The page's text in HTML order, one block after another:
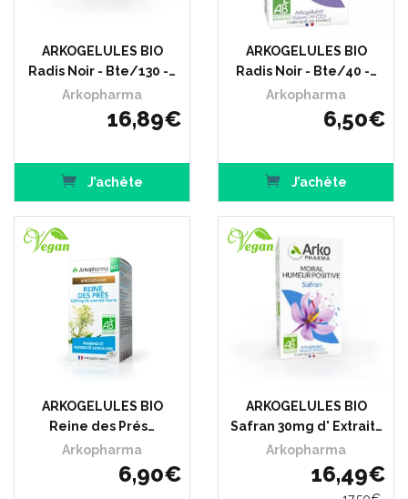
ARKOGELULES BIO
Radis Noir - Bte/130 -…
Arkopharma
16,89€
J’achète
ARKOGELULES BIO
Radis Noir - Bte/40 -…
Arkopharma
6,50€
J’achète
ARKOGELULES BIO
Reine des Prés…
Arkopharma
6,90€
ARKOGELULES BIO
Safran 30mg d' Extrait…
Arkopharma
16,49€